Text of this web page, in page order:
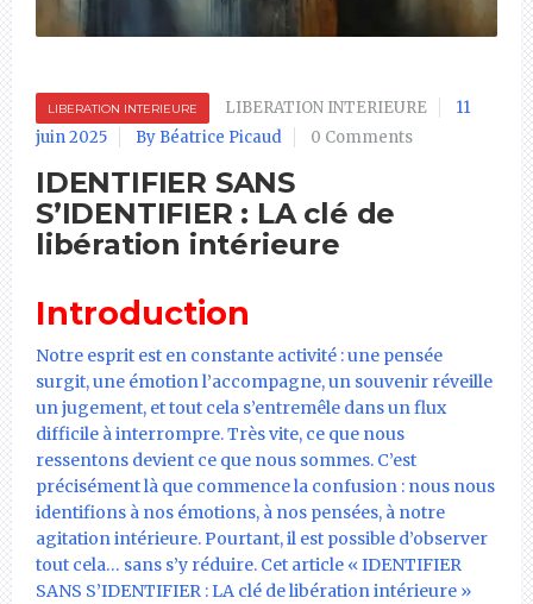
LIBERATION INTERIEURE LIBERATION INTERIEURE
11
juin 2025
By Béatrice Picaud 0 Comments
IDENTIFIER SANS
S’IDENTIFIER : LA clé de
libération intérieure
Introduction
Notre esprit est en constante activité : une pensée
surgit, une émotion l’accompagne, un souvenir réveille
un jugement, et tout cela s’entremêle dans un flux
difficile à interrompre. Très vite, ce que nous
ressentons devient ce que nous sommes. C’est
précisément là que commence la confusion : nous nous
identifions à nos émotions, à nos pensées, à notre
agitation intérieure. Pourtant, il est possible d’observer
tout cela… sans s’y réduire. Cet article « IDENTIFIER
SANS S’IDENTIFIER : LA clé de libération intérieure »